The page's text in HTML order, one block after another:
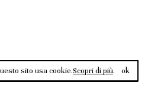
sito usa cookie.Scopri di più. ok